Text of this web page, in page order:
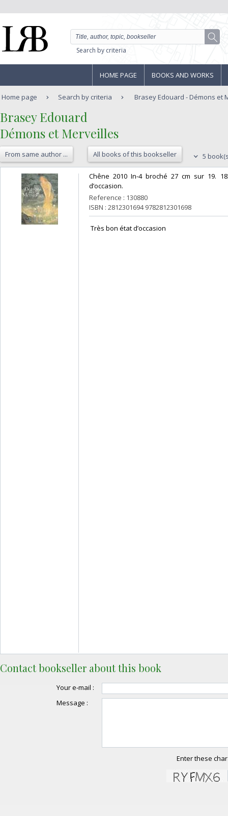
Search by criteria
HOME PAGE BOOKS AND WORKS
Home page Search by criteria Brasey Edouard - Démons et
‎Brasey Edouard‎
‎Démons et Merveilles‎
From same author ... All books of this bookseller 5
‎Chêne 2010 In-4 broché 27 cm sur 19.
d’occasion.‎
Reference : 130880
ISBN : 2812301694 9782812301698
‎ Très bon état d’occasion ‎
Contact bookseller about this book
Your e-mail :
Message :
Enter these